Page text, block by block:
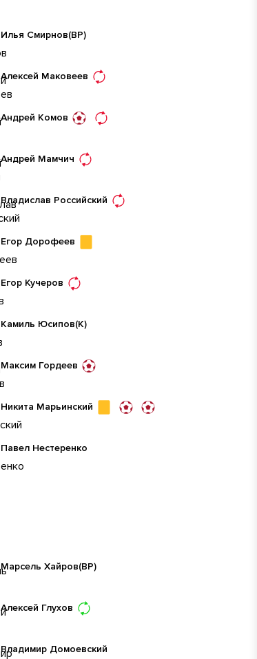
Илья Смирнов(ВР)
Алексей Маковеев
Андрей Комов
Андрей Мамчич
Владислав Российский
Егор Дорофеев
Егор Кучеров
Камиль Юсипов(К)
Максим Гордеев
Никита Марьинский
Павел Нестеренко
Марсель Хайров(ВР)
Алексей Глухов
Владимир Домоевский